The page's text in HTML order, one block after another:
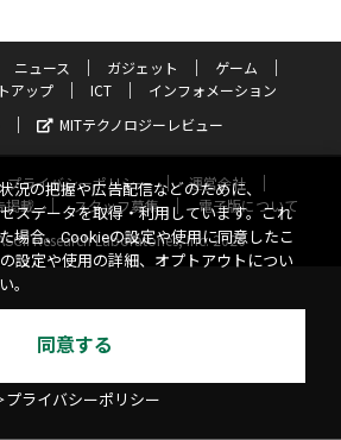
ニュース ガジェット
ゲーム
アップ ICT
インフォメーション
MITテクノロジーレビュー
プライバシーポリシー
運営会社
掲載 スタッフ募集
電子版について
Research Laboratories, Inc. 2026
況の把握や広告配信などのために、
スデータを取得・利用しています。これ
場合、Cookieの設定や使用に同意したこ
設定や使用の詳細、オプトアウトについ
。
同意する
プライバシーポリシー